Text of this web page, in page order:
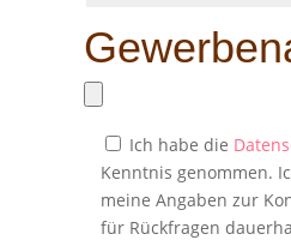
Ich habe die
Kenntnis genommen.
meine Angaben zur
für Rückfragen